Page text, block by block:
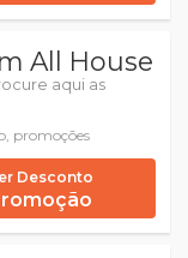
All House
aqui as
promoções
Desconto